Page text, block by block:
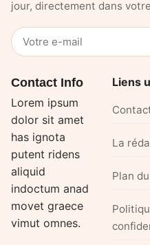
jour, directement dans
Votre
e-
Contact Info
Lorem ipsum
dolor sit amet
has ignota
putent ridens
aliquid
indoctum anad
movet graece
vimut omnes.
Liens
La
Plan